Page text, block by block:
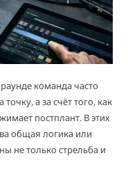
команда часто
а за счёт того, как
постплант. В этих
общая логика или
не только стрельба и